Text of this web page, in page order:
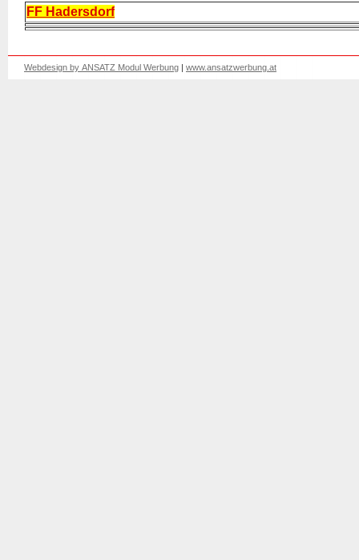
FF Hadersdorf
Webdesign by ANSATZ Modul Werbung | www.ansatzwerbung.at